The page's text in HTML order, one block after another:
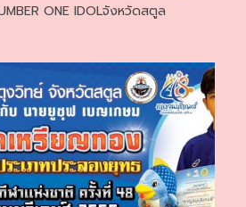
ONE IDOLจังหวัดสตูล